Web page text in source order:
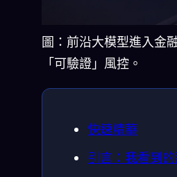
圖：前沿大模型進入金
「可驗證」風控。
快速精華
引言：我看到